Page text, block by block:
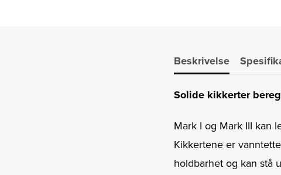
Beskrivelse
Solide kikkerter
Mark I og Mark III kan
Kikkertene er
holdbarhet og kan stå